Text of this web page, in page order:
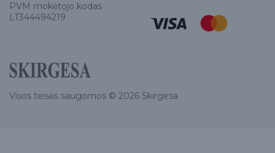
PVM mokėtojo kodas
LT344494219
Visos teisės saugomos © 2026 Skirgesa